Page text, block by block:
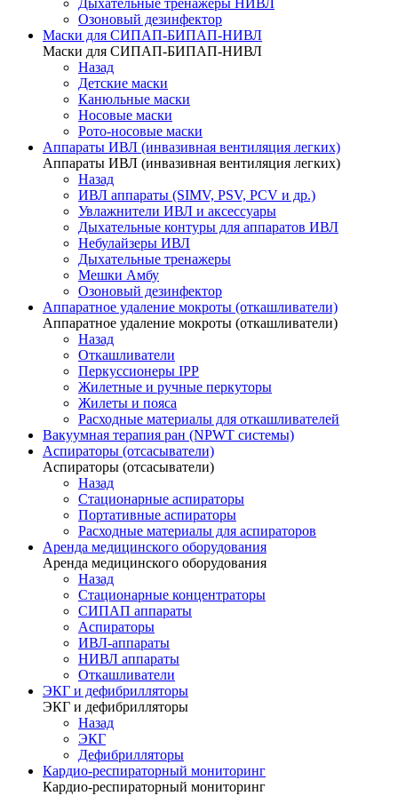
Дыхательные тренажеры НИВЛ
Озоновый дезинфектор
Маски для СИПАП-БИПАП-НИВЛ
Маски для СИПАП-БИПАП-НИВЛ
Назад
Детские маски
Канюльные маски
Носовые маски
Рото-носовые маски
Аппараты ИВЛ (инвазивная вентиляция легких)
Аппараты ИВЛ (инвазивная вентиляция легких)
Назад
ИВЛ аппараты (SIMV, PSV, PCV и др.)
Увлажнители ИВЛ и аксессуары
Дыхательные контуры для аппаратов ИВЛ
Небулайзеры ИВЛ
Дыхательные тренажеры
Мешки Амбу
Озоновый дезинфектор
Аппаратное удаление мокроты (откашливатели)
Аппаратное удаление мокроты (откашливатели)
Назад
Откашливатели
Перкуссионеры IPP
Жилетные и ручные перкуторы
Жилеты и пояса
Расходные материалы для откашливателей
Вакуумная терапия ран (NPWT системы)
Аспираторы (отсасыватели)
Аспираторы (отсасыватели)
Назад
Стационарные аспираторы
Портативные аспираторы
Расходные материалы для аспираторов
Аренда медицинского оборудования
Аренда медицинского оборудования
Назад
Стационарные концентраторы
СИПАП аппараты
Аспираторы
ИВЛ-аппараты
НИВЛ аппараты
Откашливатели
ЭКГ и дефибрилляторы
ЭКГ и дефибрилляторы
Назад
ЭКГ
Дефибрилляторы
Кардио-респираторный мониторинг
Кардио-респираторный мониторинг